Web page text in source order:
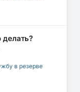
делать?
в резерве